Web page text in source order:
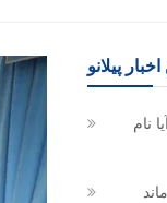
پیلانو
نام